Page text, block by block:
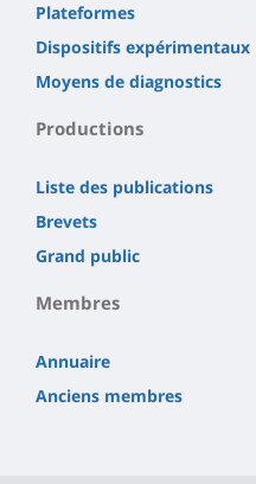
Plateformes
Dispositifs expérimentaux
Moyens de diagnostics
Productions
Liste des publications
Brevets
Grand public
Membres
Annuaire
Anciens membres